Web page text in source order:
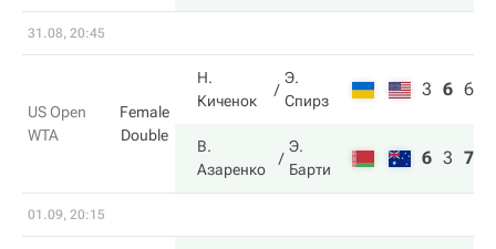
31.08, 20:45
US Open
WTA
Female
Double
Н.
Киченок
Э.
Спирз
3 6 6
В.
Азаренко
Э.
Барти
6 3 7
01.09, 20:15